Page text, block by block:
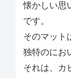
懐かしい思
です。
そのマット
独特のにお
それは、カ